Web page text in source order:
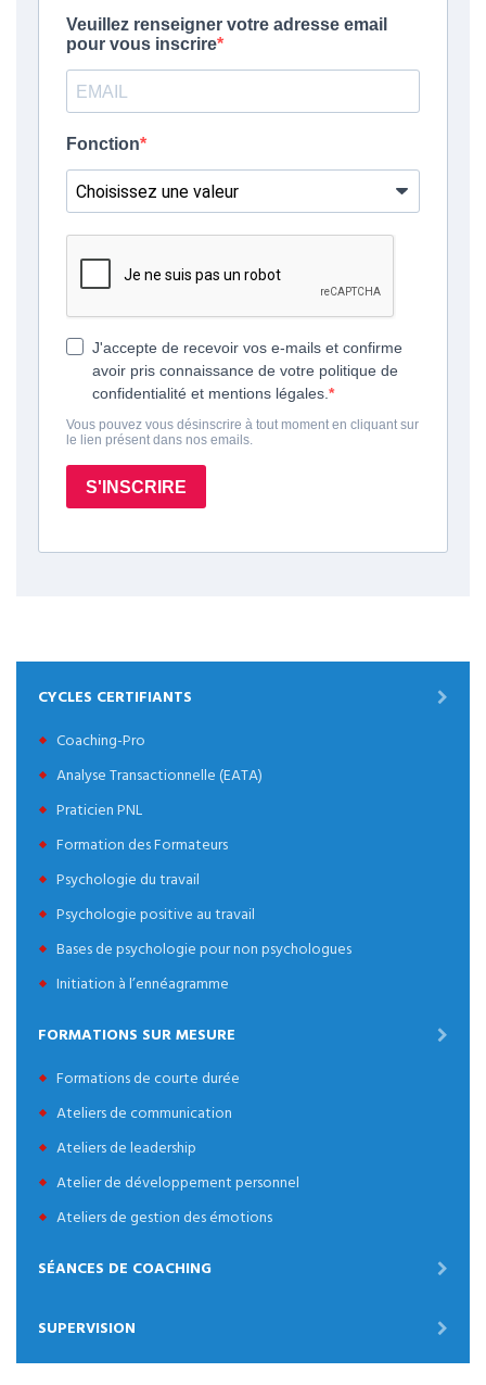
CYCLES CERTIFIANTS
Coaching-Pro
Analyse Transactionnelle (EATA)
Praticien PNL
Formation des Formateurs
Psychologie du travail
Psychologie positive au travail
Bases de psychologie pour non psychologues
Initiation à l’ennéagramme
FORMATIONS SUR MESURE
Formations de courte durée
Ateliers de communication
Ateliers de leadership
Atelier de développement personnel
Ateliers de gestion des émotions
SÉANCES DE COACHING
SUPERVISION